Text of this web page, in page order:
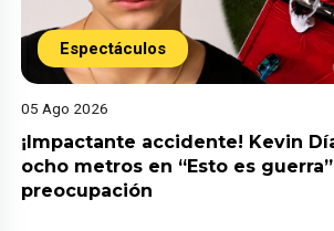
Espectáculos
05 Ago 2026
¡Impactante accidente! Kevin
ocho metros en “Esto es
preocupación